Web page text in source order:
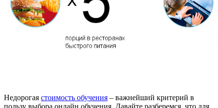
Недорогая стоимость обучения – важнейший критерий в
пользу выбора онлайн обучения. Давайте разберемся, что для